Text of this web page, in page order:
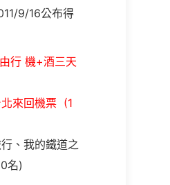
9/16公布得
行 機+酒三天
來回機票 (1
、我的鐵道之
名)